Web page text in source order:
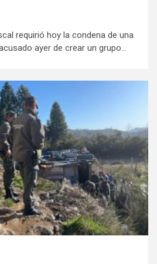
requirió hoy la condena de una
ayer de crear un grupo...